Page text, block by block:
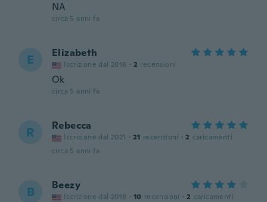
NA
circa 5 anni fa
E Elizabeth
Iscrizione dal 2016 · 2 recensioni
Ok
circa 5 anni fa
R Rebecca
Iscrizione dal 2021 · 21 recensioni · 2 caricamenti
circa 5 anni fa
B Beezy
Iscrizione dal 2018 · 10 recensioni · 2 caricamenti